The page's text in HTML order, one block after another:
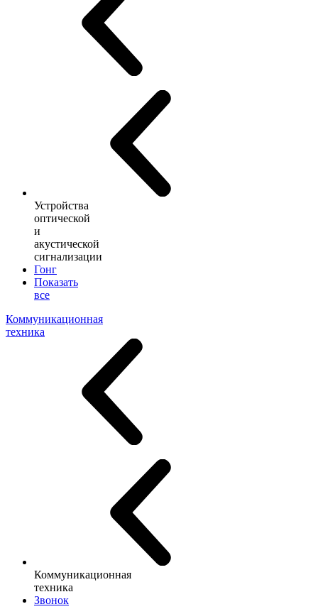
Устройства
оптической
и
акустической
сигнализации
Гонг
Показать
все
Коммуникационная
техника
Коммуникационная
техника
Звонок